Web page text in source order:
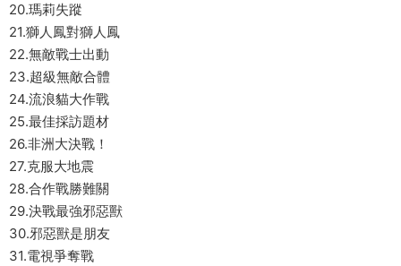
20.瑪莉失蹤
21.獅人鳳對獅人鳳
22.無敵戰士出動
23.超級無敵合體
24.流浪貓大作戰
25.最佳採訪題材
26.非洲大決戰！
27.克服大地震
28.合作戰勝難關
29.決戰最強邪惡獸
30.邪惡獸是朋友
31.電視爭奪戰